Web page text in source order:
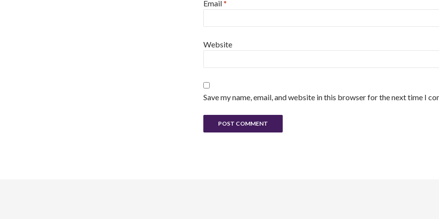
Email*
Website
Save my name, email, and website in this browser for the next time I